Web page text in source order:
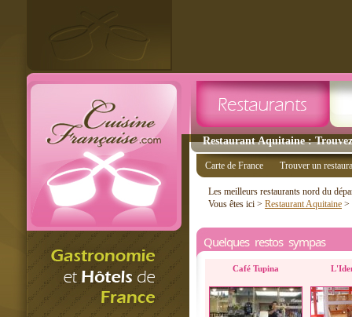
Restaurant Aquitaine :
Carte de France Trouver un
Les meilleurs restaurants nord du
Vous êtes ici > Restaurant Aquitaine >
Quelques restos sympas
Café Tupina